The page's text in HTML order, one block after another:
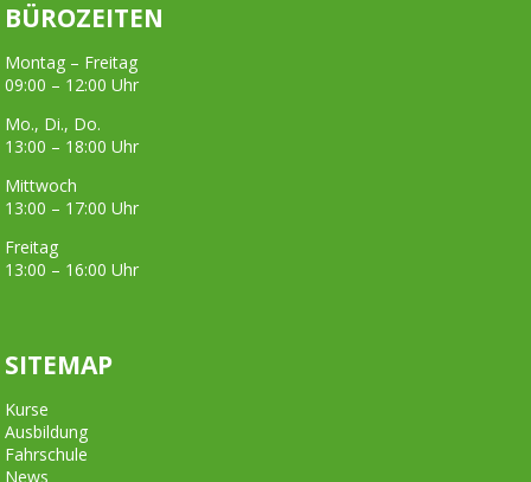
BÜROZEITEN
Montag – Freitag
09:00 – 12:00 Uhr
Mo., Di., Do.
13:00 – 18:00 Uhr
Mittwoch
13:00 – 17:00 Uhr
Freitag
13:00 – 16:00 Uhr
SITEMAP
Kurse
Ausbildung
Fahrschule
News